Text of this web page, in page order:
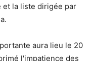
et la liste dirigée par
aura lieu le 20
l'impatience des